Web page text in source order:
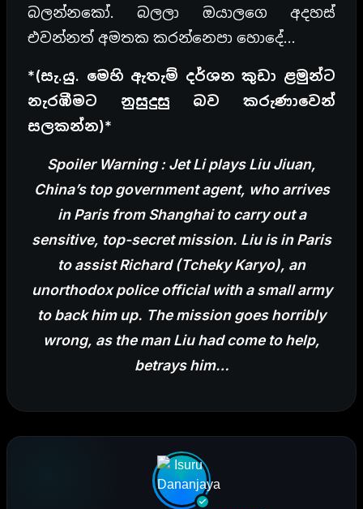
බලන්නකෝ. බලලා ඔයාලගෙ අදහස්
එවන්නත් අමතක කරන්නෙපා හොදේ…
*(සැ.යු. මෙහි ඇතැම් දර්ශන කුඩා ළමුන්ට
නැරඹීමට නුසුදුසු බව කරුණාවෙන්
සලකන්න)*
Spoiler Warning : Jet Li plays Liu Jiuan,
China’s top government agent, who arrives
in Paris from Shanghai to carry out a
sensitive, top-secret mission. Liu is in Paris
to assist Richard (Tcheky Karyo), an
unorthodox police official with a small army
to back him up. The mission goes horribly
wrong, as the man Liu hadcome to help,
betrays him…